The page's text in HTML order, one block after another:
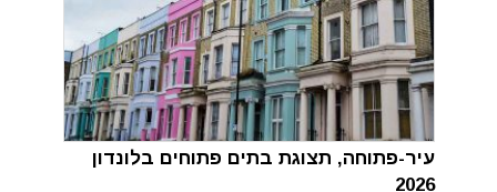
עיר-פתוחה, תצוגת בתים פתוחים בלונדון
2026